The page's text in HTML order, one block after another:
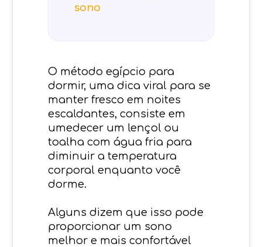
sono
O método egípcio para
dormir, uma dica viral para se
manter fresco em noites
escaldantes, consiste em
umedecer um lençol ou
toalha com água fria para
diminuir a temperatura
corporal enquanto você
dorme.
Alguns dizem que isso pode
proporcionar um sono
melhor e mais confortável